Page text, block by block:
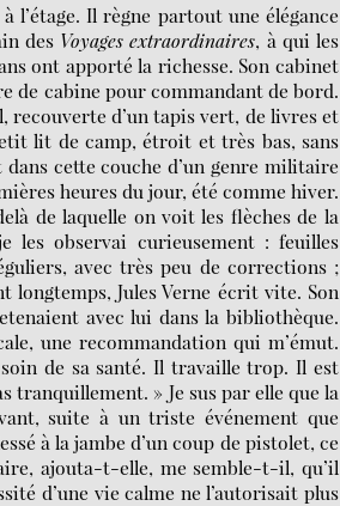
l’étage. Il règne partout une élégance
des Voyages extraordinaires, à qui les
ont apporté la richesse. Son cabinet
de cabine pour commandant de bord.
recouverte d’un tapis vert, de livres et
lit de camp, étroit et très bas, sans
cette couche d’un genre militaire
heures du jour, été comme hiver.
de laquelle on voit les flèches de la
les observai curieusement : feuilles
avec très peu de corrections ;
longtemps, Jules Verne écrit vite. Son
avec lui dans la bibliothèque.
une recommandation qui m’émut.
de sa santé. Il travaille trop. Il est
tranquillement. » Je sus par elle que la
suite à un triste événement que
à la jambe d’un coup de pistolet, ce
ajouta-t-elle, me semble-t-il, qu’il
d’une vie calme ne l’autorisait plus